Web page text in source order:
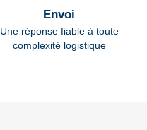
Envoi
Une réponse fiable à toute
complexité logistique